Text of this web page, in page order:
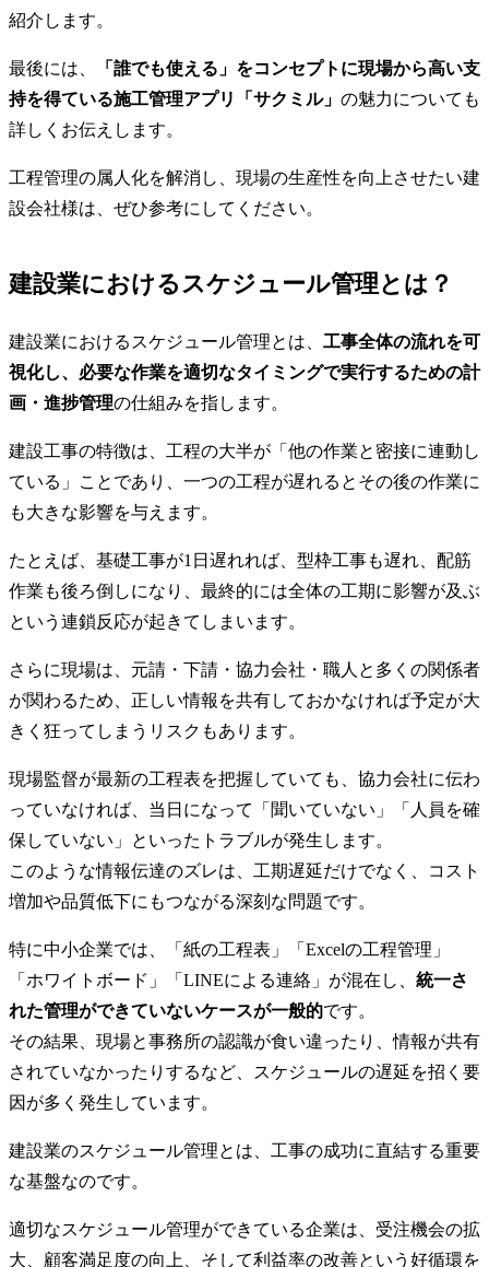
紹介します。
最後には、
「誰でも使える」をコンセプトに現場から高い支
持を得ている施工管理アプリ「サクミル」 の魅力についても
詳しくお伝えします。
工程管理の属人化を解消し、現場の生産性を向上させたい建
設会社様は、ぜひ参考にしてください。
建設業におけるスケジュール管理とは？
建設業におけるスケジュール管理とは、 工事全体の流れを可
視化し、必要な作業を適切なタイミングで実行するための計
画・進捗管理の仕組みを指します。
建設工事の特徴は、工程の大半が「他の作業と密接に連動し
ている」ことであり、一つの工程が遅れるとその後の作業に
も大きな影響を与えます。
たとえば、基礎工事が1日遅れれば、型枠工事も遅れ、配筋
作業も後ろ倒しになり、最終的には全体の工期に影響が及ぶ
という連鎖反応が起きてしまいます。
さらに現場は、元請・下請・協力会社・職人と多くの関係者
が関わるため、正しい情報を共有しておかなければ予定が大
きく狂ってしまうリスクもあります。
現場監督が最新の工程表を把握していても、協力会社に伝わ
っていなければ、当日になって「聞いていない」「人員を確
保していない」といったトラブルが発生します。
このような情報伝達のズレは、工期遅延だけでなく、コスト
増加や品質低下にもつながる深刻な問題です。
特に中小企業では、「紙の工程表」「Excelの工程管理」
「ホワイトボード」「LINEによる連絡」が混在し、 統一さ
れた管理ができていないケースが一般的です。
その結果、現場と事務所の認識が食い違ったり、情報が共有
されていなかったりするなど、スケジュールの遅延を招く要
因が多く発生しています。
建設業のスケジュール管理とは、工事の成功に直結する重要
な基盤なのです。
適切なスケジュール管理ができている企業は、受注機会の拡
大、顧客満足度の向上、そして利益率の改善という好循環を